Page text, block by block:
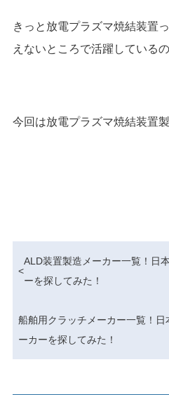
きっと放電プラズマ焼結装置
えないところで活躍している
今回は放電プラズマ焼結装置
<
ALD装置製造メーカー一覧！日
ーを探してみた！
船舶用クラッチメーカー一覧！
ーカーを探してみた！